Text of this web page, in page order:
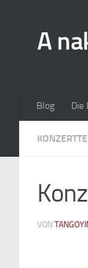
A
Blog Die
VON